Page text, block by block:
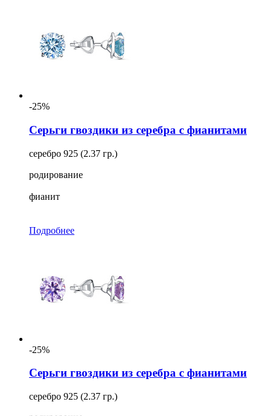
-25%
Серьги гвоздики из серебра с фианитами
серебро 925 (2.37 гр.)
родирование
фианит
Подробнее
-25%
Серьги гвоздики из серебра с фианитами
серебро 925 (2.37 гр.)